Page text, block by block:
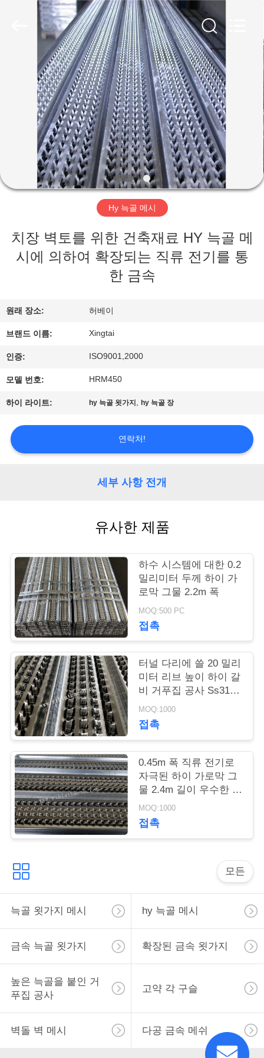
회
사
개
장
견
학
품
관
하
조
회
를
요
청
하
다
사
이
맵
PRIVACY
POLICY
MANUFACTURING
Hy 늑골 메시
치장 벽토를 위한 건축재료 HY 늑골 메
시에 의하여 확장되는 직류 전기를 통
한 금속
원래 장소: 허베이
브랜드 이름: Xingtai
인증: ISO9001,2000
모델 번호: HRM450
하이 라이트: hy 늑골 욋가지 ,hy 늑골 장
연락처!
세부 사항 전개
유사한 제품
하수 시스템에 대한 0.2
밀리미터 두께 하이 가
로막 그물 2.2m 폭
MOQ:500 PC
접촉
터널 다리에 쓸 20 밀리
미터 리브 높이 하이 갈
비 거푸집 공사 Ss316l
원료
MOQ:1000
접촉
0.45m 폭 직류 전기로
자극된 하이 가로막 그
물 2.4m 길이 우수한 공
학 품질
MOQ:1000
접촉
모든
늑골 욋가지 메시 hy 늑골 메시
금속 늑골 욋가지 확장된 금속 욋가지
높은 늑골을 붙인 거
푸집 공사
고약 각 구슬
벽돌 벽 메시 다공 금속 메쉬